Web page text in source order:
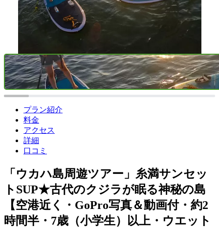
プラン紹介
料金
アクセス
詳細
口コミ
「ウカハ島周遊ツアー」糸満サンセッ
トSUP★古代のクジラが眠る神秘の島
【空港近く・GoPro写真＆動画付・約2
時間半・7歳（小学生）以上・ウエット